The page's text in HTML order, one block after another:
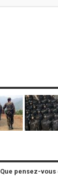
Que pensez-